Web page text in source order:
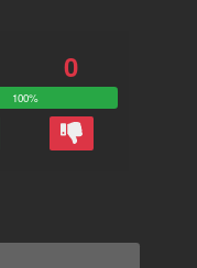
0
100%